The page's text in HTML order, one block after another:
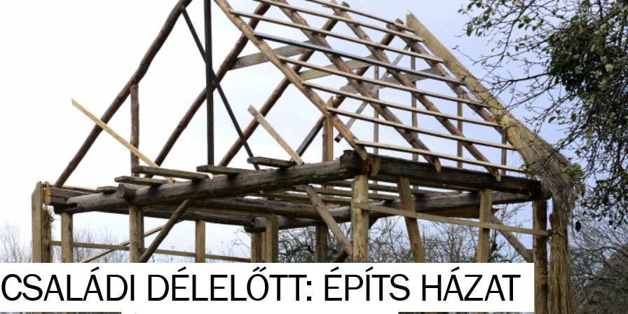
CSALÁDI DÉLELŐTT: ÉPÍTS HÁZAT